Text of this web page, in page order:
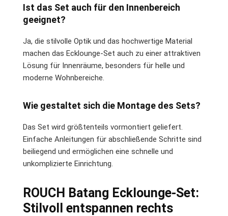
Ist das Set auch für den Innenbereich
geeignet?
Ja, die stilvolle Optik und das hochwertige Material
machen das Ecklounge-Set auch zu einer attraktiven
Lösung für Innenräume, besonders für helle und
moderne Wohnbereiche.
Wie gestaltet sich die Montage des Sets?
Das Set wird größtenteils vormontiert geliefert.
Einfache Anleitungen für abschließende Schritte sind
beiliegend und ermöglichen eine schnelle und
unkomplizierte Einrichtung.
ROUCH Batang Ecklounge-Set:
Stilvoll entspannen rechts